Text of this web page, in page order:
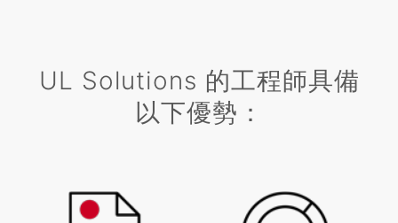
UL Solutions 的工程師具備
以下優勢：